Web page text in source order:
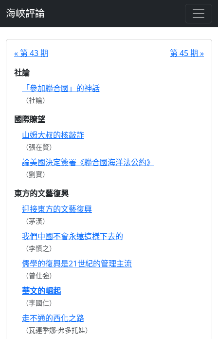
海峽評論
« 第 43 期
第 45 期 »
社論
「參加聯合國」的神話
（社論）
國際瞭望
山姆大叔的核敲詐
（張在賢）
論美國決定簽署《聯合國海洋法公約》
（劉實）
東方的文藝復興
迎接東方的文藝復興
（茅漢）
我們中國不會永遠這樣下去的
（李慎之）
儒學的復興是21世紀的管理主流
（曾仕強）
華文的崛起
（李國仁）
走不通的西化之路
（瓦連季娜‧弗多托娃）